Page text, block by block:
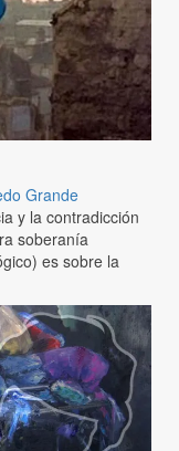
Grande
y la contradicción
soberanía
es sobre la